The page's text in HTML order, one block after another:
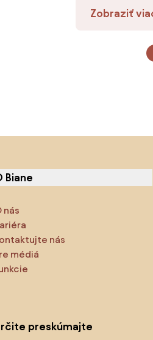
Zobraziť
Biane
nás
nás
médiá
preskúmajte